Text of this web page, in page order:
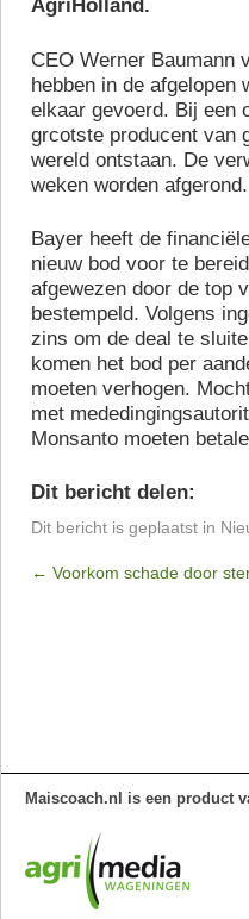
AgriHolland.
CEO Werner Baumann
hebben in de afgelopen
elkaar gevoerd. Bij een
grcotste producent van
wereld ontstaan. De
weken worden afgerond.
Bayer heeft de
nieuw bod voor te
afgewezen door de top
bestempeld. Volgens
zins om de deal te
komen het bod per
moeten verhogen.
met
Monsanto moeten
Dit bericht delen:
Dit bericht is geplaatst in
← Voorkom schade door
Maiscoach.nl is een product